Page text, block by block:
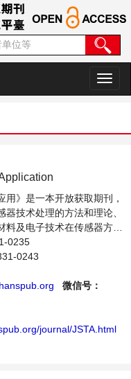
切
换
用》是一本开放获取期刊，
器技术处理的方法和理论、
料及电子技术在传感器方面
论文。本刊支持思想创新、
学，繁荣学术，集学术性、
供一个传播、分享和讨论传
同方向问题与发展的交流平
0235
0243
微信号：
journal/JSTA.html